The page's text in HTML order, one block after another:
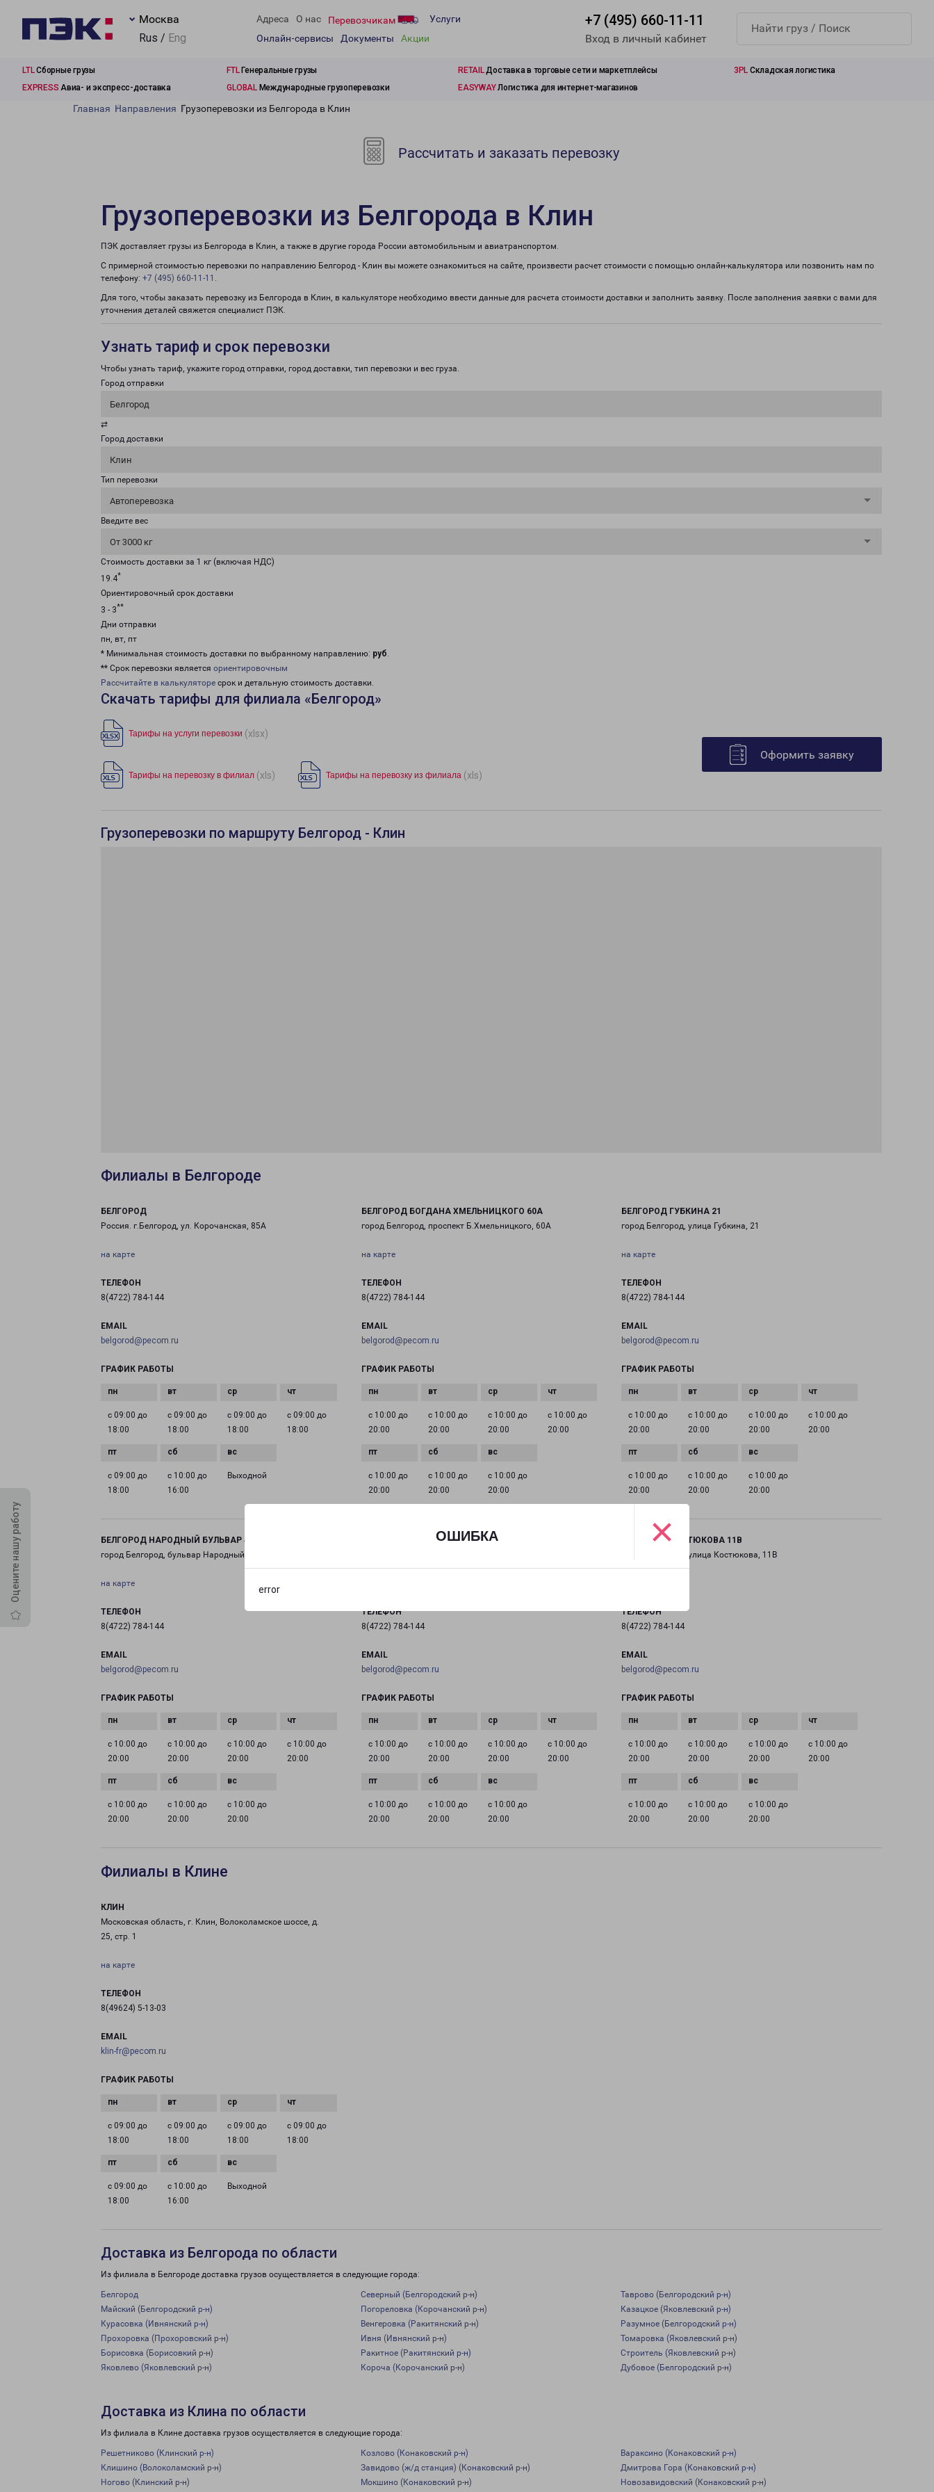
ОШИБКА
error
×
Москва
Rus / Eng
Адреса О нас Перевозчикам
Услуги
Онлайн-сервисы
Документы Акции
+7 (495) 660-11-11
Вход в личный кабинет
LTLСборные грузы FTLГенеральные грузы RETAILДоставка в торговые сети и маркетплейсы 3PL Складская логистика
EXPRESS Авиа- и экспресс-доставка GLOBALМеждународные грузоперевозки EASYWAYЛогистика для интернет-магазинов
Оцените нашу работу
Главная Направления Грузоперевозки из Белгорода в Клин
Рассчитать и заказать перевозку
Грузоперевозки из Белгорода в Клин
ПЭК доставляет грузы из Белгорода в Клин, а также в другие города России автомобильным и авиатранспортом.
С примерной стоимостью перевозки по направлению Белгород - Клин вы можете ознакомиться на сайте, произвести расчет стоимости с помощью онлайн-калькулятора или позвонить нам по
телефону: +7 (495) 660-11-11 .
Для того, чтобы заказать перевозку из Белгорода в Клин, в калькуляторе необходимо ввести данные для расчета стоимости доставки и заполнить заявку. После заполнения заявки с вами для
уточнения деталей свяжется специалист ПЭК.
Узнать тариф и срок перевозки
Чтобы узнать тариф, укажите город отправки, город доставки, тип перевозки и вес груза.
Город отправки
Белгород
⇄
Город доставки
Клин
Тип перевозки
Автоперевозка
Введите вес
От 3000 кг
Стоимость доставки за 1 кг (включая НДС)
19.4*
Ориентировочный срок доставки
3 - 3**
Дни отправки
пн, вт, пт
* Минимальная стоимость доставки по выбранному направлению: руб.
** Срок перевозки является ориентировочным
Рассчитайте в калькуляторе срок и детальную стоимость доставки.
Скачать тарифы для филиала «Белгород»
Тарифы на услуги перевозки (xlsx)
Тарифы на перевозку в филиал (xls) Тарифы на перевозку из филиала (xls)
Оформить заявку
Грузоперевозки по маршруту Белгород - Клин
Филиалы в Белгороде
БЕЛГОРОД
Россия. г.Белгород, ул. Корочанская, 85А
на карте
ТЕЛЕФОН
8(4722) 784-144
EMAIL
belgorod@pecom.ru
ГРАФИК РАБОТЫ
с 09:00 до
18:00
с 09:00 до
18:00
с 09:00 до
18:00
с 09:00 до
18:00
с 09:00 до
18:00
с 10:00 до
16:00
Выходной
БЕЛГОРОД БОГДАНА ХМЕЛЬНИЦКОГО 60А
город Белгород, проспект Б.Хмельницкого, 60А
на карте
ТЕЛЕФОН
8(4722) 784-144
EMAIL
belgorod@pecom.ru
ГРАФИК РАБОТЫ
с 10:00 до
20:00
с 10:00 до
20:00
с 10:00 до
20:00
с 10:00 до
20:00
с 10:00 до
20:00
с 10:00 до
20:00
с 10:00 до
20:00
БЕЛГОРОД ГУБКИНА 21
город Белгород, улица Губкина, 21
на карте
ТЕЛЕФОН
8(4722) 784-144
EMAIL
belgorod@pecom.ru
ГРАФИК РАБОТЫ
с 10:00 до
20:00
с 10:00 до
20:00
с 10:00 до
20:00
с 10:00 до
20:00
с 10:00 до
20:00
с 10:00 до
20:00
с 10:00 до
20:00
БЕЛГОРОД НАРОДНЫЙ БУЛЬВАР 43
город Белгород, бульвар Народный, 43
на карте
ТЕЛЕФОН
8(4722) 784-144
EMAIL
belgorod@pecom.ru
ГРАФИК РАБОТЫ
с 10:00 до
20:00
с 10:00 до
20:00
с 10:00 до
20:00
с 10:00 до
20:00
с 10:00 до
20:00
с 10:00 до
20:00
с 10:00 до
20:00
БЕЛГОРОД 5 АВГУСТА 31
ТЕЛЕФОН
8(4722) 784-144
EMAIL
belgorod@pecom.ru
ГРАФИК РАБОТЫ
с 10:00 до
20:00
с 10:00 до
20:00
с 10:00 до
20:00
с 10:00 до
20:00
с 10:00 до
20:00
с 10:00 до
20:00
с 10:00 до
20:00
БЕЛГОРОД КОСТЮКОВА 11В
город Белгород, улица Костюкова, 11В
ТЕЛЕФОН
8(4722) 784-144
EMAIL
belgorod@pecom.ru
ГРАФИК РАБОТЫ
с 10:00 до
20:00
с 10:00 до
20:00
с 10:00 до
20:00
с 10:00 до
20:00
с 10:00 до
20:00
с 10:00 до
20:00
с 10:00 до
20:00
Филиалы в Клине
КЛИН
Московская область, г. Клин, Волоколамское шоссе, д.
25, стр. 1
на карте
ТЕЛЕФОН
8(49624) 5-13-03
EMAIL
klin-fr@pecom.ru
ГРАФИК РАБОТЫ
с 09:00 до
18:00
с 09:00 до
18:00
с 09:00 до
18:00
с 09:00 до
18:00
с 09:00 до
18:00
с 10:00 до
16:00
Выходной
Доставка из Белгорода по области
Из филиала в Белгороде доставка грузов осуществляется в следующие города:
Белгород Северный (Белгородский р-н)
Таврово (Белгородский р-н)
Майский (Белгородский р-н)
Погореловка (Корочанский р-н)
Казацкое (Яковлевский р-н)
Курасовка (Ивнянский р-н)
Венгеровка (Ракитянский р-н)
Разумное (Белгородский р-н)
Прохоровка (Прохоровский р-н)
Ивня (Ивнянский р-н)
Томаровка (Яковлевский р-н)
Борисовка (Борисовкий р-н)
Ракитное (Ракитянский р-н)
Строитель (Яковлевский р-н)
Яковлево (Яковлевский р-н)
Короча (Корочанский р-н) Дубовое (Белгородский р-н)
Доставка из Клина по области
Из филиала в Клине доставка грузов осуществляется в следующие города:
Решетниково (Клинский р-н) Козлово (Конаковский р-н)
Вараксино (Конаковский р-н)
Клишино (Волоколамский р-н)
Завидово (ж/д станция) (Конаковский р-н)
Дмитрова Гора (Конаковский р-н)
Ногово (Клинский р-н)
Мокшино (Конаковский р-н) Новозавидовский (Конаковский р-н)